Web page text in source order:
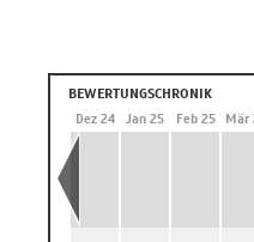
BEWERTUNGSCHRONIK
Dez 24 Jan 25 Feb 25 Mär